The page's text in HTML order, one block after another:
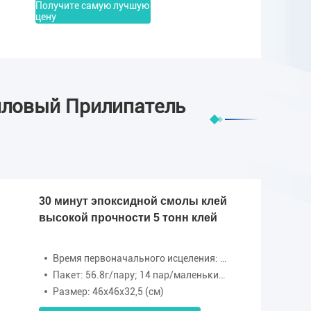
Получите самую лучшую
цену
Прилипатель
30 минут эпоксидной смолы клей
высокой прочности 5 тонн клей
Время первоначального исцеления: 30 минут
Пакет: 56.8г/пару; 14 пар/маленький ящик; 144 пар/большой ящик
Размер: 46x46x32,5 (см)